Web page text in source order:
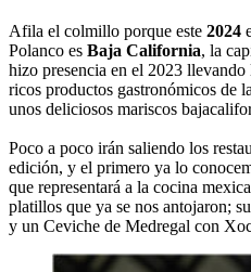
Afila el colmillo porque este 2024
Polanco es Baja California, la
hizo presencia en el 2023 llevando
ricos productos gastronómicos de
unos deliciosos mariscos
Poco a poco irán saliendo los
edición, y el primero ya lo
que representará a la cocina
platillos que ya se nos antojaron;
y un Ceviche de Medregal con